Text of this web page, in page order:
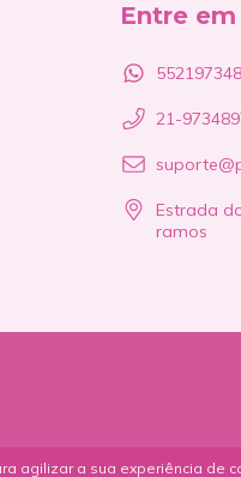
agilizar a sua experiência de
Entre
21-
Estrada
ramos